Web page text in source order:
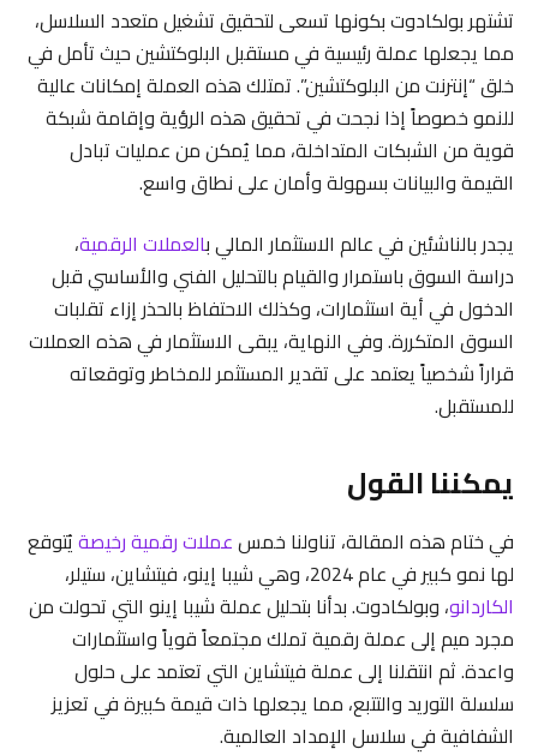
تشتهر بولكادوت بكونها تسعى لتحقيق تشغيل متعدد السلاسل،
مما يجعلها عملة رئيسية في مستقبل البلوكتشين حيث تأمل في
خلق “إنترنت من البلوكتشين”. تمتلك هذه العملة إمكانات عالية
للنمو خصوصاً إذا نجحت في تحقيق هذه الرؤية وإقامة شبكة
قوية من الشبكات المتداخلة، مما يُمكن من عمليات تبادل
القيمة والبيانات بسهولة وأمان على نطاق واسع.
يجدر بالناشئين في عالم الاستثمار المالي بالعملات الرقمية،
دراسة السوق باستمرار والقيام بالتحليل الفني والأساسي قبل
الدخول في أية استثمارات، وكذلك الاحتفاظ بالحذر إزاء تقلبات
السوق المتكررة. وفي النهاية، يبقى الاستثمار في هذه العملات
قراراً شخصياً يعتمد على تقدير المستثمر للمخاطر وتوقعاته
للمستقبل.
يمكننا القول
في ختام هذه المقالة، تناولنا خمسعملات رقمية رخيصةيُتوقع
لها نمو كبير في عام 2024، وهي شيبا إينو، فيتشاين، ستيلر،
الكاردانو، وبولكادوت. بدأنا بتحليل عملة شيبا إينو التي تحولت من
مجرد ميم إلى عملة رقمية تملك مجتمعاً قوياً واستثمارات
واعدة. ثم انتقلنا إلى عملة فيتشاين التي تعتمد على حلول
سلسلة التوريد والتتبع، مما يجعلها ذات قيمة كبيرة في تعزيز
الشفافية في سلاسل الإمداد العالمية.